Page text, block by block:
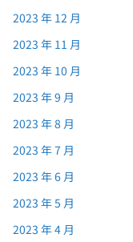
2023 年 12 月
2023 年 11 月
2023 年 10 月
2023 年 9 月
2023 年 8 月
2023 年 7 月
2023 年 6 月
2023 年 5 月
2023 年 4 月